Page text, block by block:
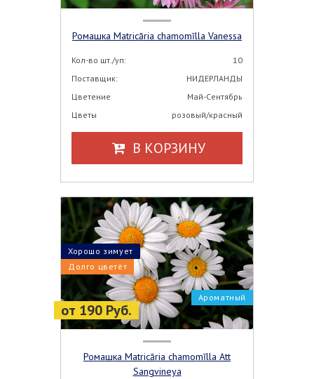
Ромашка Matricāria chamomīlla Vanessa
Кол-во шт./уп:
10
Поставщик:
НИДЕРЛАНДЫ
Цветение
Май-Сентябрь
Цветы
розовый/красный
В КОРЗИНУ
от 190 Руб.
Ароматный
Долго цветёт
Хорошо зимует
Ромашка Matricāria chamomīlla Att
Sangvineya